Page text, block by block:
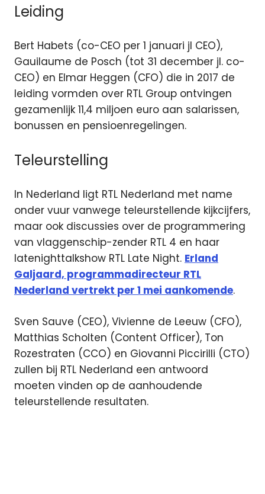
Leiding
Bert Habets (co-CEO per 1 januari jl CEO),
Gauilaume de Posch (tot 31 december jl. co-
CEO) en Elmar Heggen (CFO) die in 2017 de
leiding vormden over RTL Group ontvingen
gezamenlijk 11,4 miljoen euro aan salarissen,
bonussen en pensioenregelingen.
Teleurstelling
In Nederland ligt RTL Nederland met name
onder vuur vanwege teleurstellende kijkcijfers,
maar ook discussies over de programmering
van vlaggenschip-zender RTL 4 en haar
latenighttalkshow RTL Late Night. Erland
Galjaard, programmadirecteur RTL
Nederland vertrekt per 1 mei aankomende.
Sven Sauve (CEO), Vivienne de Leeuw (CFO),
Matthias Scholten (Content Officer), Ton
Rozestraten (CCO) en Giovanni Piccirilli (CTO)
zullen bij RTL Nederland een antwoord
moeten vinden op de aanhoudende
teleurstellende resultaten.